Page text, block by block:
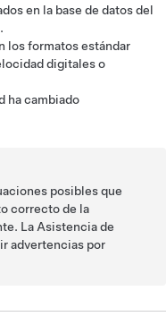
en la base de datos del
los formatos estándar
digitales o
ha cambiado
posibles que
correcto de la
La Asistencia de
advertencias por